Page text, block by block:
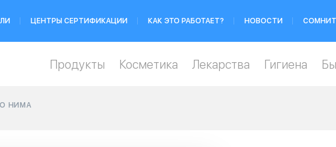
ЦЕНТРЫ СЕРТИФИКАЦИИ КАК ЭТО РАБОТАЕТ? НОВОСТИ
Продукты Косметика Лекарства Гигиена
НИМА